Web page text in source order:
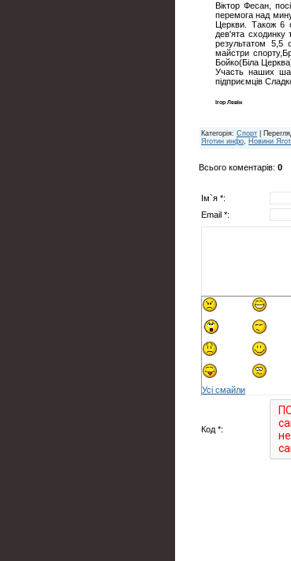
Віктор Фесан,
перемога над
Церкви. Також 6
дев'ята сходинку
результатом 5,5
майстри
Бойко(Біла
Участь наших
підприємців
Ігор Левін
Категорія: Спорт
Яготин инфо, Новини
Всього коментарів: 0
Ім`я *:
Email *:
Усі смайли
Код *: